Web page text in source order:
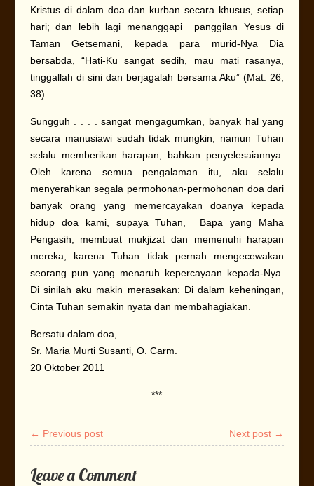
Kristus di dalam doa dan kurban secara khusus, setiap
hari; dan lebih lagi menanggapi panggilan Yesus di
Taman Getsemani, kepada para murid-Nya Dia
bersabda, “Hati-Ku sangat sedih, mau mati rasanya,
tinggallah di sini dan berjagalah bersama Aku” (Mat. 26,
38).
Sungguh . . . . sangat mengagumkan, banyak hal yang
secara manusiawi sudah tidak mungkin, namun Tuhan
selalu memberikan harapan, bahkan penyelesaiannya.
Oleh karena semua pengalaman itu, aku selalu
menyerahkan segala permohonan-permohonan doa dari
banyak orang yang memercayakan doanya kepada
hidup doa kami, supaya Tuhan, Bapa yang Maha
Pengasih, membuat mukjizat dan memenuhi harapan
mereka, karena Tuhan tidak pernah mengecewakan
seorang pun yang menaruh kepercayaan kepada-Nya.
Di sinilah aku makin merasakan: Di dalam keheningan,
Cinta Tuhan semakin nyata dan membahagiakan.
Bersatu dalam doa,
Sr. Maria Murti Susanti, O. Carm.
20 Oktober 2011
***
← Previous post Next post →
Leave a Comment